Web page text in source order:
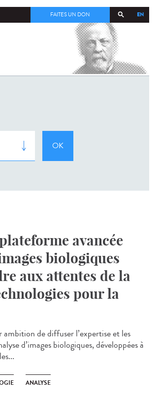
EN
FAITES UN DON
COV-2 /
avancée
biologiques
aux attentes de la
pour la
de diffuser l’expertise et les
d’images biologiques, développées à
ANALYSE